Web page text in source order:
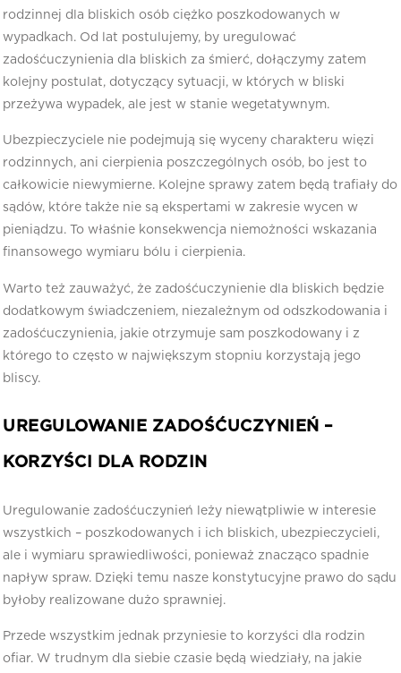
rodzinnej dla bliskich osób ciężko poszkodowanych w
wypadkach. Od lat postulujemy, by uregulować
zadośćuczynienia dla bliskich za śmierć, dołączymy zatem
kolejny postulat, dotyczący sytuacji, w których w bliski
przeżywa wypadek, ale jest w stanie wegetatywnym.
Ubezpieczyciele nie podejmują się wyceny charakteru więzi
rodzinnych, ani cierpienia poszczególnych osób, bo jest to
całkowicie niewymierne. Kolejne sprawy zatem będą trafiały do
sądów, które także nie są ekspertami w zakresie wycen w
pieniądzu. To właśnie konsekwencja niemożności wskazania
finansowego wymiaru bólu i cierpienia.
Warto też zauważyć, że zadośćuczynienie dla bliskich będzie
dodatkowym świadczeniem, niezależnym od odszkodowania i
zadośćuczynienia, jakie otrzymuje sam poszkodowany i z
którego to często w największym stopniu korzystają jego
bliscy.
UREGULOWANIE ZADOŚĆUCZYNIEŃ –
KORZYŚCI DLA RODZIN
Uregulowanie zadośćuczynień leży niewątpliwie w interesie
wszystkich – poszkodowanych i ich bliskich, ubezpieczycieli,
ale i wymiaru sprawiedliwości, ponieważ znacząco spadnie
napływ spraw. Dzięki temu nasze konstytucyjne prawo do sądu
byłoby realizowane dużo sprawniej.
Przede wszystkim jednak przyniesie to korzyści dla rodzin
ofiar. W trudnym dla siebie czasie będą wiedziały, na jakie